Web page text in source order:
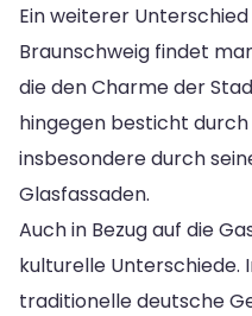
Ein weiterer
Braunschweig findet
die den Charme der
hingegen besticht
insbesondere durch
Glasfassaden.
Auch in Bezug auf die
kulturelle Unterschiede.
traditionelle deutsche